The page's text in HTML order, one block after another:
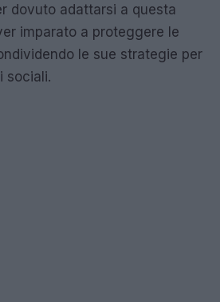
dovuto adattarsi a questa
imparato a proteggere le
le sue strategie per
sociali.